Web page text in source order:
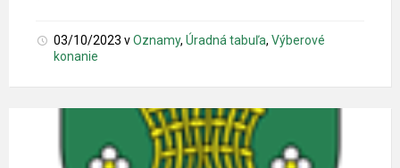
03/10/2023 vOznamy, Úradná tabuľa, Výberové
konanie